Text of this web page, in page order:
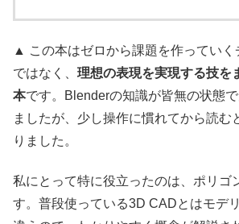
▲ この本はゼロから課題を作っていく
ではなく、 理想の表現を実現する技を
本です。Blenderの知識が皆無の状態
ましたが、少し操作に慣れてから読む
りました。
私にとって特に役立ったのは、ポリゴ
す。普段使っている3D CADとはモデ